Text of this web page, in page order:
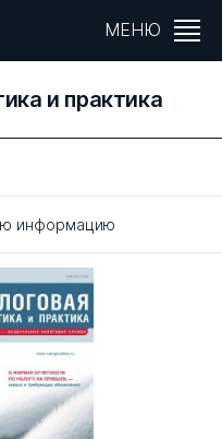
МЕНЮ
и практика
информацию